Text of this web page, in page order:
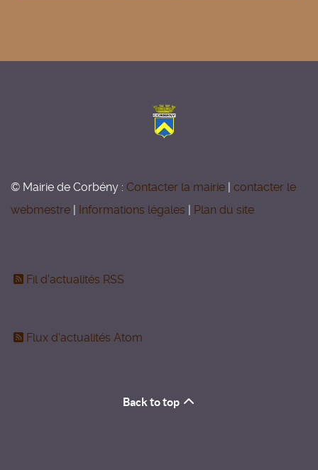
© Mairie de Corbény : Contacter la mairie
contacter le
webmestre
Informations légales Plan du site
Fil d'actualités RSS
Flux d'actualités Atom
Back to top